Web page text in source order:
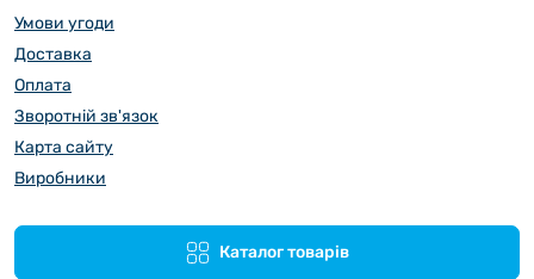
Умови угоди
Доставка
Оплата
Зворотній зв'язок
Карта сайту
Виробники
Каталог товарів